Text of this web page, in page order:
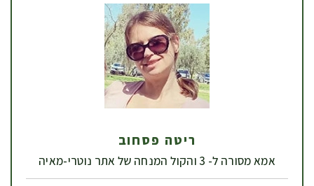
ריטה פסחוב
אמא מסורה ל- 3 והקול המנחה של אתר נוטרי-מאיה